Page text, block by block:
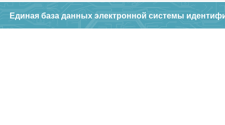
Единая база данных электронной системы